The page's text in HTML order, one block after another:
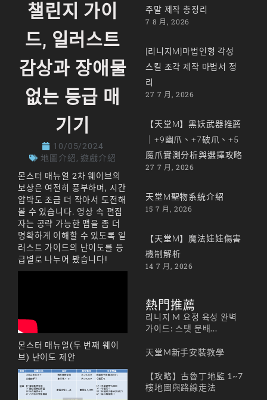
챌린지 가이
드, 일러스트
감상과 장애물
없는 등급 매
기기
10/05/2024
地圖介紹, 遊戲介紹
몬스터 매뉴얼 2차 웨이브의
보상은 여전히 ​​풍부하며, 시간
압박도 조금 더 작아서 도전해
볼 수 있습니다. 영상 속 편집
자는 공략 가능한 맵을 좀 더
명확하게 이해할 수 있도록 일
러스트 가이드의 난이도를 등
급별로 나누어 봤습니다!
몬스터 매뉴얼(두 번째 웨이
브) 난이도 제안
주말 제작 총정리
7 8 月, 2026
[리니지M]마법인형 각성
스킬 조각 제작 마법서 정
리
27 7 月, 2026
【天堂M】黑妖武器推薦
｜+9幽爪、+7破爪、+5
魔爪實測分析與選擇攻略
27 7 月, 2026
天堂M聖物系統介紹
15 7 月, 2026
【天堂M】魔法娃娃傷害
機制解析
14 7 月, 2026
熱門推薦
리니지 M 요정 육성 완벽
가이드: 스탯 분배...
天堂M新手安裝教學
【攻略】古魯丁地監 1~7
樓地圖與路線走法